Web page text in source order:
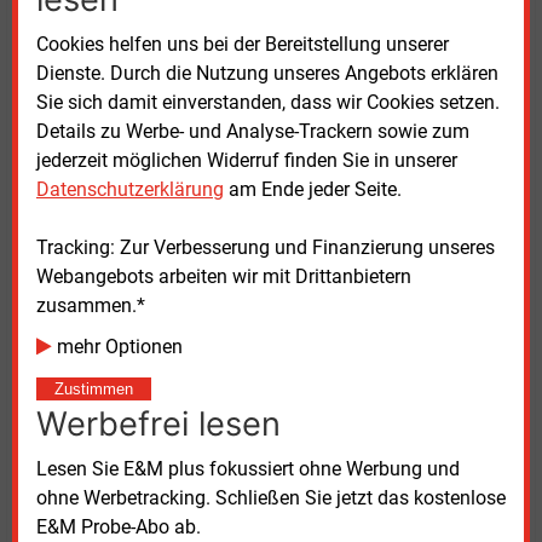
Cookies helfen uns bei der Bereitstellung unserer
Dienste. Durch die Nutzung unseres Angebots erklären
Sie sich damit einverstanden, dass wir Cookies setzen.
Details zu Werbe- und Analyse-Trackern sowie zum
jederzeit möglichen Widerruf finden Sie in unserer
Datenschutzerklärung am Ende jeder Seite.
Tracking: Zur Verbesserung und Finanzierung unseres
Webangebots arbeiten wir mit Drittanbietern
zusammen.*
mehr Optionen
Zustimmen
Werbefrei lesen
Lesen Sie E&M plus fokussiert ohne Werbung und
ohne Werbetracking. Schließen Sie jetzt das kostenlose
E&M Probe-Abo ab.
Zur aktuellen Ankündigung erklärte Catherine O‘Kelly,
CEO von Calisen: „Die intelligenten Messsysteme, die
wir im Rahmen unseres Partnerschaftsmodells
bereitstellen, bei dem wir die Finanzierung und
Installation übernehmen, ermöglichen Verbrauchern
einen schnellen und einfachen Zugang zu diesem für
eine erfolgreiche Energiewende wichtigen
„Wir sehen ein enormes Potenzial, die Energiewende
am deutschen Markt zu beschleunigen. Deshalb
aktiv zu unterstützen“, fügte Claus Fest hinzu. Er ist
der neue Geschäftsführer der Calisen Deutschland
GmbH. Er kommt von EnBW, wo er unter anderem
den Bereich Energiewirtschaft und Beschaffung
leitete.
„Durch die Partnerschaft mit EMG zeigen wir, dass